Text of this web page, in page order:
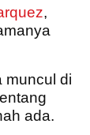
,
muncul di
ada.